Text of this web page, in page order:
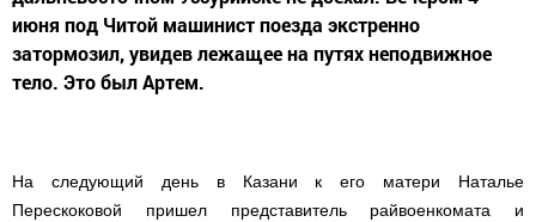
июня под Читой машинист поезда экстренно
затормозил, увидев лежащее на путях неподвижное
тело. Это был Артем.
На следующий день в Казани к его матери Наталье
Перескоковой пришел представитель райвоенкомата и